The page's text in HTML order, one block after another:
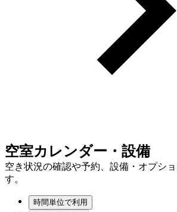
空室カレンダー・設備
空き状況の確認や予約、設備・オプシ
す。
時間単位で利用